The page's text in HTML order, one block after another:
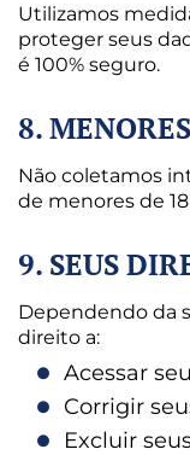
Utilizamos
proteger seus
é 100% seguro.
8.
Não coletamos
de menores de
9. SEUS
Dependendo da
direito a:
Acessar
Corrigir
Excluir